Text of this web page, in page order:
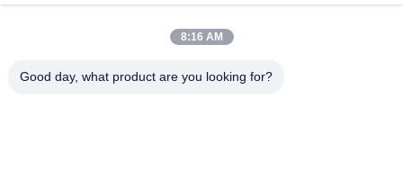
Địa chỉ
Đường Fuyuan số 5, Công viên Công nghiệp Pin Lithium,
Trung Quốc
8:16 AM
Good day, what product are you looking for?